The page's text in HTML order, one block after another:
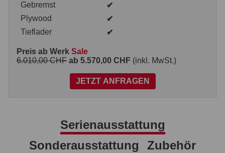
Gebremst
✔
Plywood
✔
Tieflader
✔
Preis ab Werk Sale
6.010,00 CHF ab 5.570,00 CHF (inkl. MwSt.)
JETZT ANFRAGEN
Serienausstattung
Sonderausstattung
Zubehör